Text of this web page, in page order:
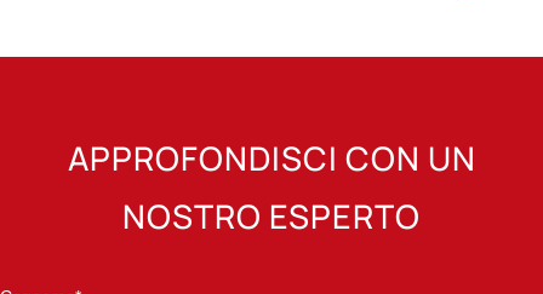
APPROFONDISCI CON UN
NOSTRO ESPERTO